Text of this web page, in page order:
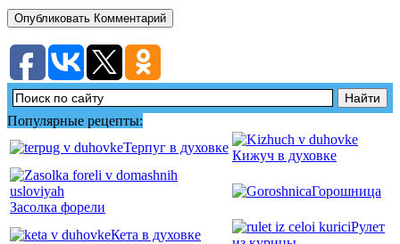
Популярные рецепты:
Терпуг в духовке
Кижуч в духовке
Засолка форели
Горошница
Кета в духовке
Рулет